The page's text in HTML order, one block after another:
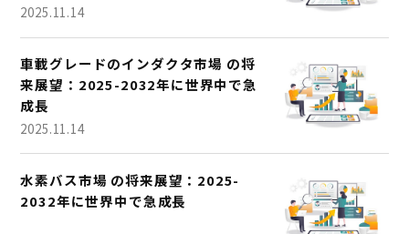
2025.11.14
車載グレードのインダクタ市場 の将
来展望：2025-2032年に世界中で急
成長
2025.11.14
水素バス市場 の将来展望：2025-
2032年に世界中で急成長